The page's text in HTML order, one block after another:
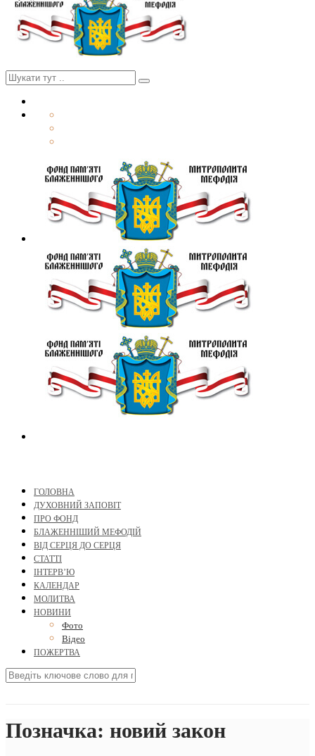
ГОЛОВНА
ДУХОВНИЙ ЗАПОВІТ
ПРО ФОНД
БЛАЖЕННІШИЙ МЕФОДІЙ
ВІД СЕРЦЯ ДО СЕРЦЯ
СТАТТІ
ІНТЕРВ’Ю
КАЛЕНДАР
МОЛИТВА
НОВИНИ
Фото
Відео
ПОЖЕРТВА
Позначка: новий закон